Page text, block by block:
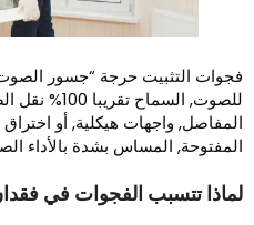
التثبيت حرجة “جسور الصوت”
للصوت, السماح
واجهات هيكلية, أو اختراق
المساس بشدة بالأداء
تتسبب الفجوات في